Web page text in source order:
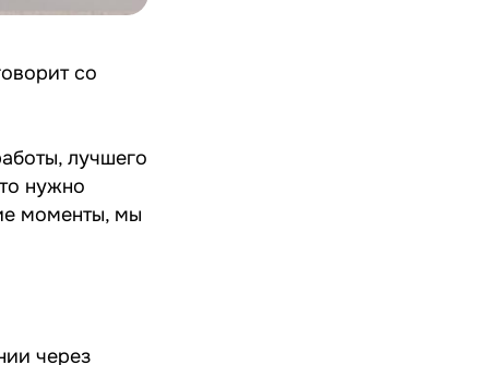
со
лучшего
нужно
моменты, мы
через